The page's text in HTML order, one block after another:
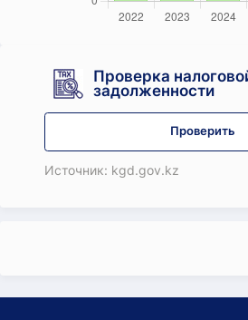
Проверка
задолженности
Проверить
Источник: kgd.gov.kz